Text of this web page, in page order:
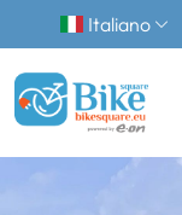
Italiano